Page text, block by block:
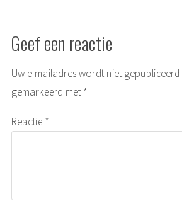
Geef een reactie
Uw e-mailadres wordt niet gepubliceerd.
gemarkeerd met *
Reactie *